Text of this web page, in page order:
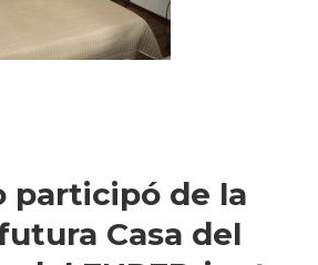
participó de la
Casa del